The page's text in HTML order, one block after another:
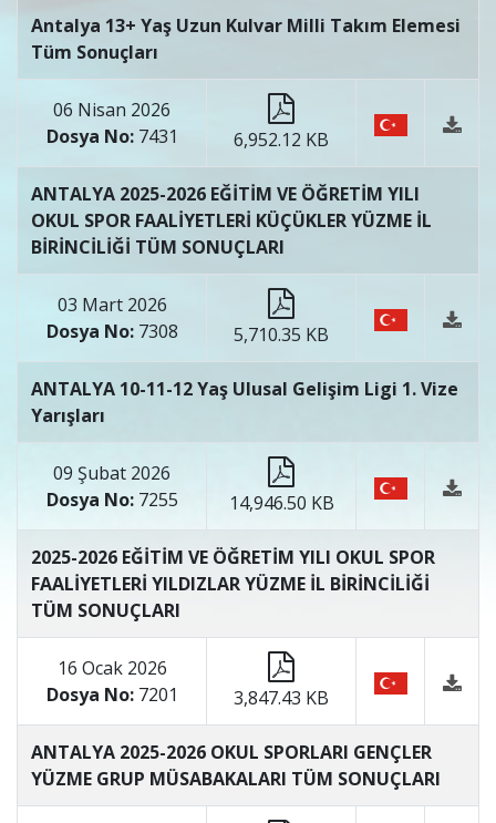
Antalya 13+ Yaş Uzun Kulvar Milli Takım Elemesi
Tüm Sonuçları
06 Nisan 2026
Dosya No:7431 6,952.12 KB
ANTALYA 2025-2026 EĞİTİM VE ÖĞRETİM YILI
OKUL SPOR FAALİYETLERİ KÜÇÜKLER YÜZME İL
BİRİNCİLİĞİ TÜM SONUÇLARI
03 Mart 2026
Dosya No:7308 5,710.35 KB
ANTALYA 10-11-12 Yaş Ulusal Gelişim Ligi 1. Vize
Yarışları
09 Şubat 2026
Dosya No:7255 14,946.50 KB
2025-2026 EĞİTİM VE ÖĞRETİM YILI OKUL SPOR
FAALİYETLERİ YILDIZLAR YÜZME İL BİRİNCİLİĞİ
TÜM SONUÇLARI
16 Ocak 2026
Dosya No:7201 3,847.43 KB
ANTALYA 2025-2026 OKUL SPORLARI GENÇLER
YÜZME GRUP MÜSABAKALARI TÜM SONUÇLARI